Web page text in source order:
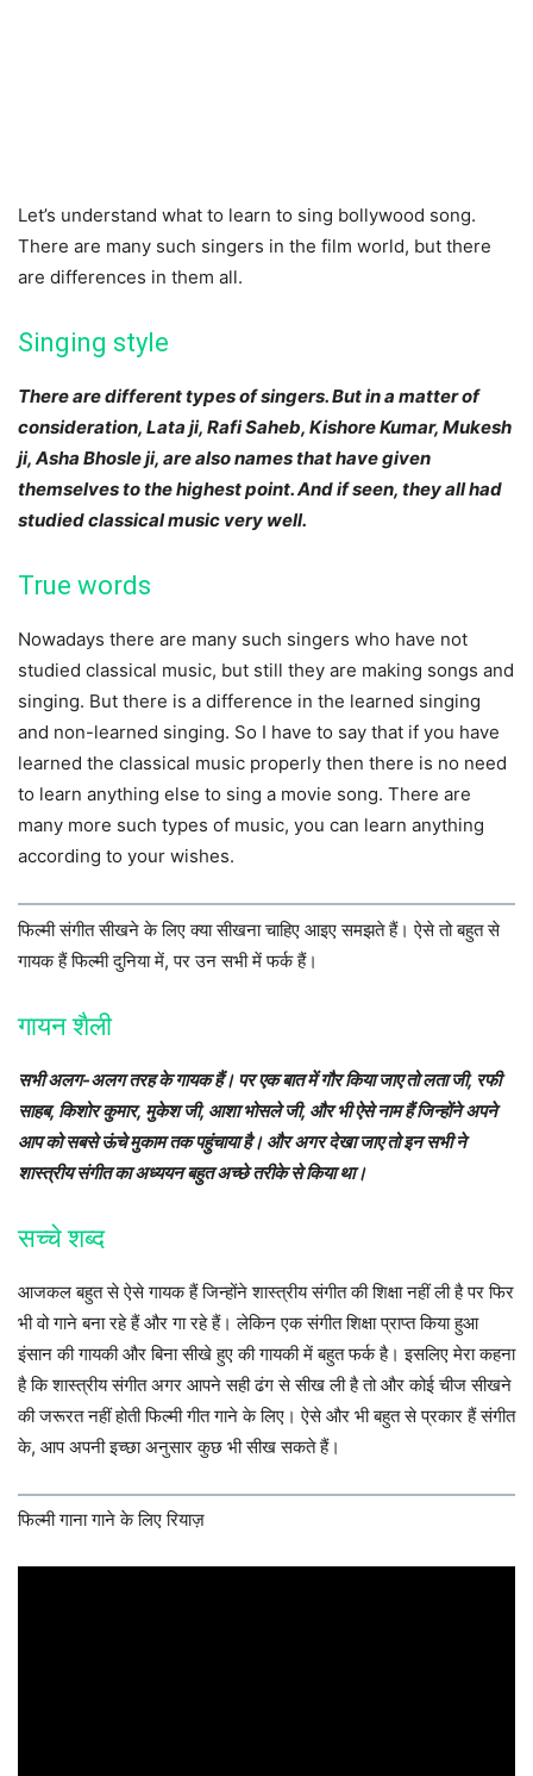
Let’s understand what to learn to sing bollywood song.
There are many such singers in the film world, but there
are differences in them all.
Singing style
There are different types of singers. But in a matter of
consideration, Lata ji, Rafi Saheb, Kishore Kumar, Mukesh
ji, Asha Bhosle ji, are also names that have given
themselves to the highest point. And if seen, they all had
studied classical music very well.
True words
Nowadays there are many such singers who have not
studied classical music, but still they are making songs and
singing. But there is a difference in the learned singing
and non-learned singing. So I have to say that if you have
learned the classical music properly then there is no need
to learn anything else to sing a movie song. There are
many more such types of music, you can learn anything
according to your wishes.
फिल्मी संगीत सीखने के लिए क्या सीखना चाहिए आइए समझते हैं। ऐसे तो बहुत से
गायक हैं फिल्मी दुनिया में, पर उन सभी में फर्क हैं।
गायन शैली
सभी अलग-अलग तरह के गायक हैं। पर एक बात में गौर किया जाए तो लता जी, रफी
साहब, किशोर कुमार, मुकेश जी, आशा भोसले जी, और भी ऐसे नाम हैं जिन्होंने अपने
आप को सबसे ऊंचे मुकाम तक पहुंचाया है। और अगर देखा जाए तो इन सभी ने
शास्त्रीय संगीत का अध्ययन बहुत अच्छे तरीके से किया था।
सच्चे शब्द
आजकल बहुत से ऐसे गायक हैं जिन्होंने शास्त्रीय संगीत की शिक्षा नहीं ली है पर फिर
भी वो गाने बना रहे हैं और गा रहे हैं। लेकिन एक संगीत शिक्षा प्राप्त किया हुआ
इंसान की गायकी और बिना सीखे हुए की गायकी में बहुत फर्क है। इसलिए मेरा कहना
है कि शास्त्रीय संगीत अगर आपने सही ढंग से सीख ली है तो और कोई चीज सीखने
की जरूरत नहीं होती फिल्मी गीत गाने के लिए। ऐसे और भी बहुत से प्रकार हैं संगीत
के, आप अपनी इच्छा अनुसार कुछ भी सीख सकते हैं।
फिल्मी गाना गाने के लिए रियाज़